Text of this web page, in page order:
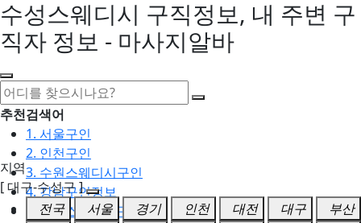
수성스웨디시 구직정보, 내 주변 구
직자 정보 - 마사지알바
추천검색어
1. 서울구인
2. 인천구인
3. 수원스웨디시구인
4. 강남구인정보
5. 동탄스웨디시구인
지역
[ 대구-수성구 ]
전국
서울 경기 인천 대전 대구
부산